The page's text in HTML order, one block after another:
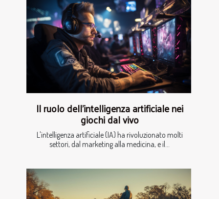
Il ruolo dell'intelligenza artificiale nei
giochi dal vivo
L'intelligenza artificiale (IA) ha rivoluzionato molti
settori, dal marketing alla medicina, e il...